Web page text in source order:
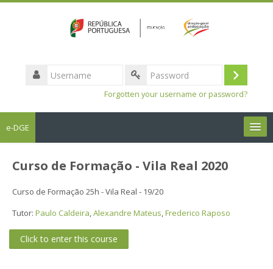
Username
Log
Forgotten your username or password?
e-DGE
courses
Curso de Formação - Vila Real 2020
Curso de Formação 25h - Vila Real - 19/20
Tutor: Paulo Caldeira,Alexandre Mateus,Frederico Raposo
Click to enter this course